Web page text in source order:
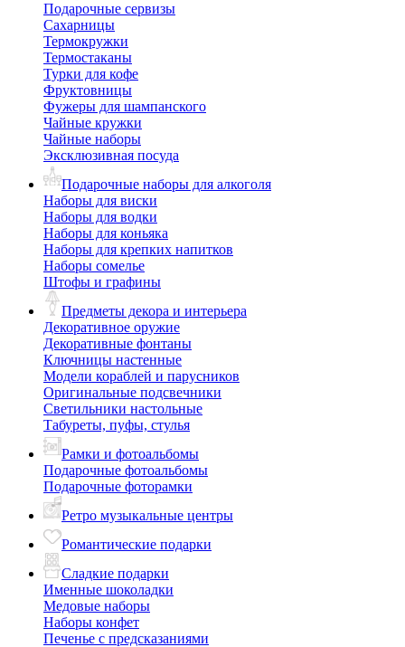
Подарочные сервизы
Сахарницы
Термокружки
Термостаканы
Турки для кофе
Фруктовницы
Фужеры для шампанского
Чайные кружки
Чайные наборы
Эксклюзивная посуда
Подарочные наборы для алкоголя
Наборы для виски
Наборы для водки
Наборы для коньяка
Наборы для крепких напитков
Наборы сомелье
Штофы и графины
Предметы декора и интерьера
Декоративное оружие
Декоративные фонтаны
Ключницы настенные
Модели кораблей и парусников
Оригинальные подсвечники
Светильники настольные
Табуреты, пуфы, стулья
Рамки и фотоальбомы
Подарочные фотоальбомы
Подарочные фоторамки
Ретро музыкальные центры
Романтические подарки
Сладкие подарки
Именные шоколадки
Медовые наборы
Наборы конфет
Печенье с предсказаниями